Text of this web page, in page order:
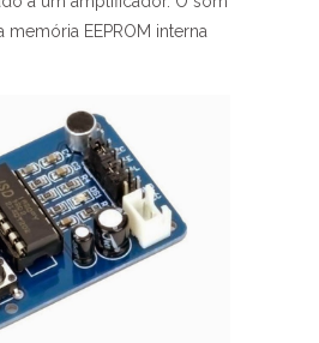
memória EEPROM interna